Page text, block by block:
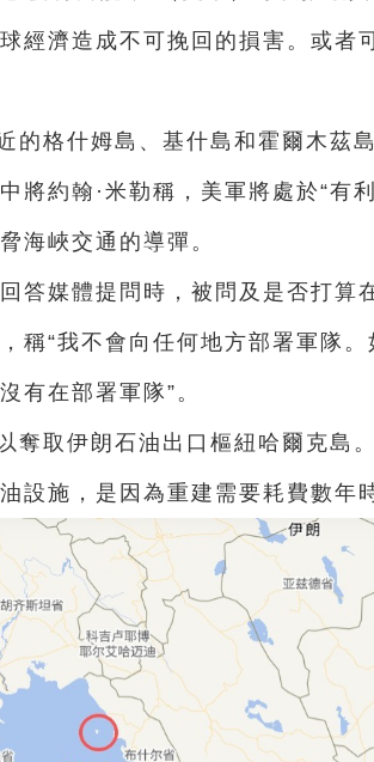
經濟造成不可挽回的損害。或者
的格什姆島、基什島和霍爾木茲
將約翰·米勒稱，美軍將處於“有利
海峽交通的導彈。
答媒體提問時，被問及是否打算
稱“我不會向任何地方部署軍隊。
有在部署軍隊”。
奪取伊朗石油出口樞紐哈爾克島
設施，是因為重建需要耗費數年